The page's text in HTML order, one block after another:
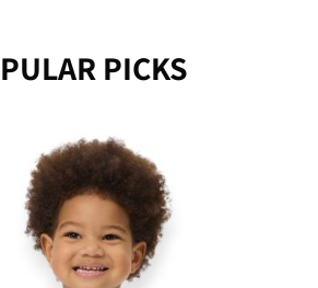
PICKS